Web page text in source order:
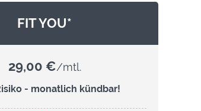
FIT YOU*
29,00 €/mtl.
- monatlich kündbar!